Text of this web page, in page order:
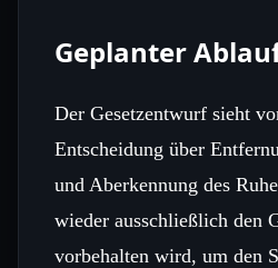
Geplanter
Der Gesetzentwurf sieht
Entscheidung über
und Aberkennung des
wieder ausschließlich den
vorbehalten wird, um den